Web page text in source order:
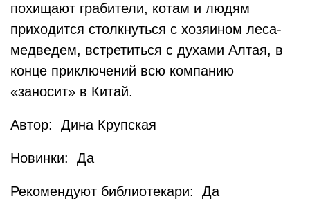
похищают грабители, котам и людям
приходится столкнуться с хозяином леса-
медведем, встретиться с духами Алтая, в
конце приключений всю компанию
«заносит» в Китай.
Автор: Дина Крупская
Новинки: Да
Рекомендуют библиотекари: Да